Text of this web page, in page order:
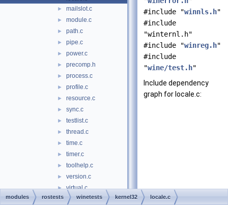
► mailslot.c
► module.c
► path.c
► pipe.c
► power.c
► precomp.h
► process.c
► profile.c
► resource.c
► sync.c
► testlist.c
► thread.c
► time.c
► timer.c
► toolhelp.c
► version.c
► virtual.c
► volume.c
#include "winnls.h"
#include
"winternl.h"
#include "winreg.h"
#include
"wine/test.h"
Include dependency
graph for locale.c:
modules rostests winetests kernel32 locale.c